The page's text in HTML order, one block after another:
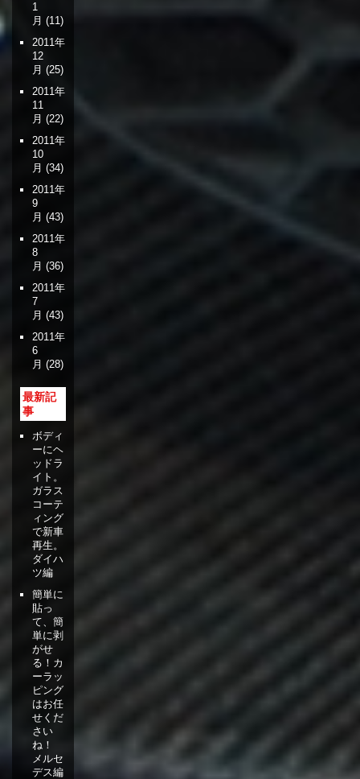
1
月 (11)
2011年
12
月 (25)
2011年
11
月 (22)
2011年
10
月 (34)
2011年
9
月 (43)
2011年
8
月 (36)
2011年
7
月 (43)
2011年
6
月 (28)
最新記
事
ボディ
ーにヘ
ッドラ
イト。
ガラス
コーテ
ィング
で新車
再生。
ダイハ
ツ編
簡単に
貼っ
て、簡
単に剥
がせ
る！カ
ーラッ
ピング
はお任
せくだ
さい
ね！
メルセ
デス編